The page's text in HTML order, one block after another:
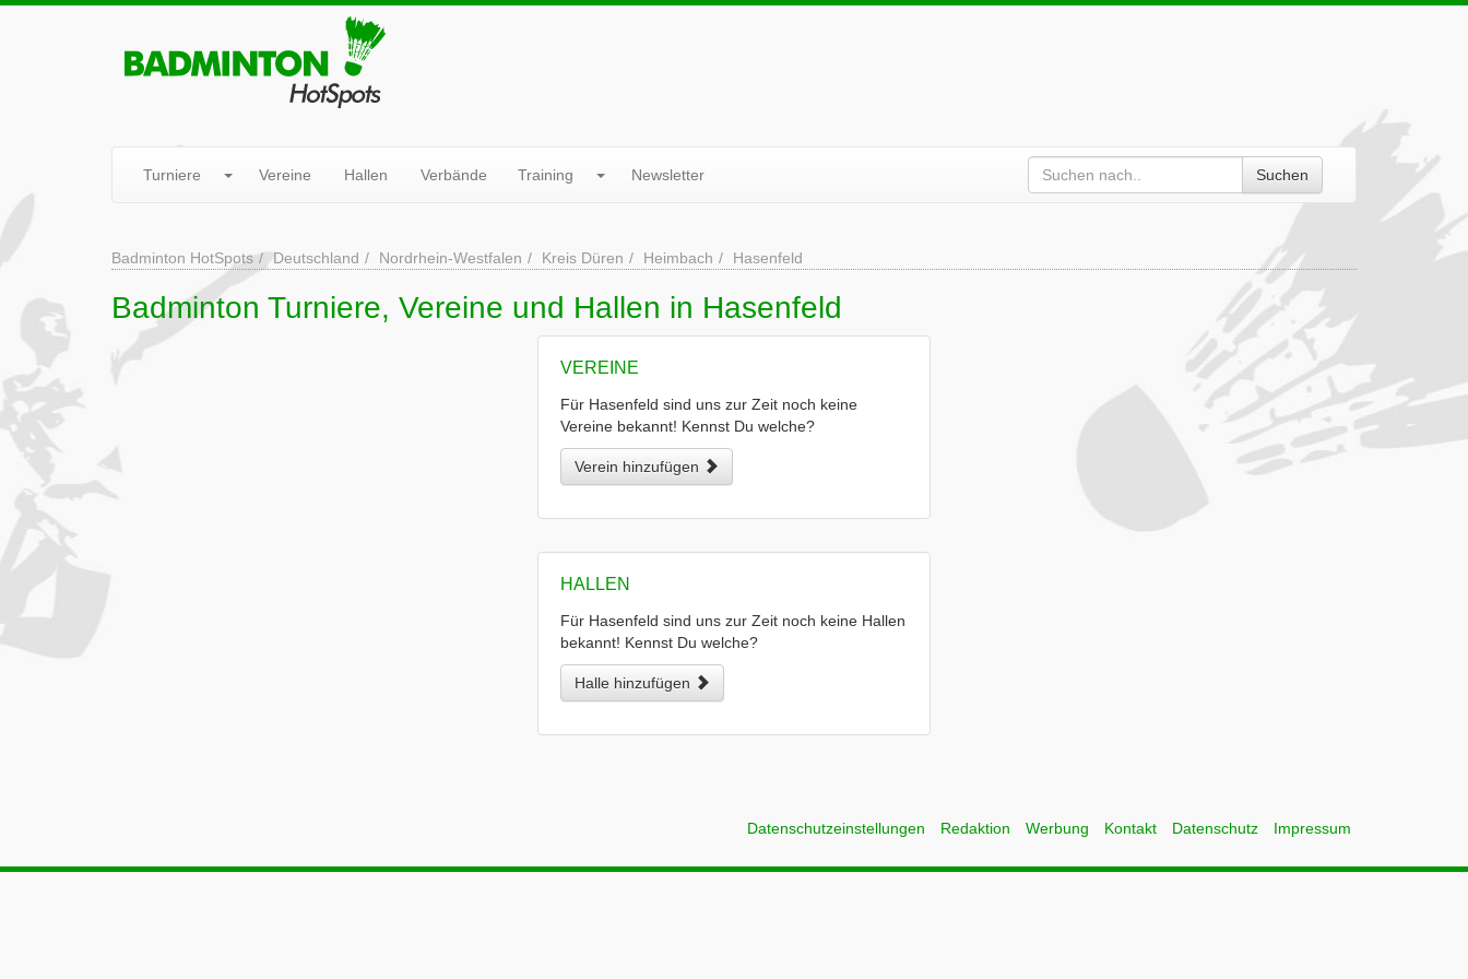
Turniere Vereine Hallen Verbände Training Newsletter Suchen
Badminton HotSpots Deutschland Nordrhein-Westfalen Kreis Düren Heimbach Hasenfeld
Badminton Turniere, Vereine und Hallen in Hasenfeld
VEREINE
Für Hasenfeld sind uns zur Zeit noch keine
Vereine bekannt! Kennst Du welche?
Verein hinzufügen
HALLEN
Für Hasenfeld sind uns zur Zeit noch keine Hallen
bekannt! Kennst Du welche?
Halle hinzufügen
Datenschutzeinstellungen Redaktion Werbung Kontakt Datenschutz Impressum